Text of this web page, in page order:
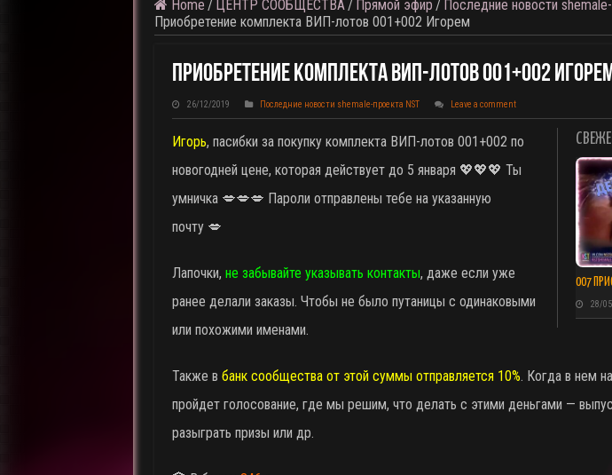
Home / ЦЕНТР СООБЩЕСТВА / Прямой эфир / Последние новости
Приобретение комплекта ВИП-лотов 001+002 Игорем
Приобретение Комплекта ВИП-Лотов 001+002
26/12/2019 Последние новости shemale-проекта NST Leave a comment
007
28/
Игорь, пасибки за покупку комплекта ВИП-лотов 001+002 по
новогодней цене, которая действует до 5 января 💖💖💖 Ты
умничка 💋💋💋 Пароли отправлены тебе на указанную
почту 💋
Лапочки, не забывайте указывать контакты, даже если уже
ранее делали заказы. Чтобы не было путаницы с одинаковыми
или похожими именами.
Также в банк сообщества от этой суммы отправляется 10% . Когда в нем
пройдет голосование, где мы решим, что делать с этими деньгами —
разыграть призы или др.